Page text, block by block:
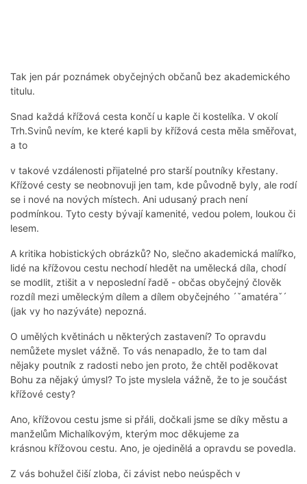
Tak jen pár poznámek obyčejných občanů bez akademického
titulu.
Snad každá křížová cesta končí u kaple či kostelíka. V okolí
Trh.Svinů nevím, ke které kapli by křížová cesta měla směřovat,
a to
v takové vzdálenosti přijatelné pro starší poutníky křestany.
Křížové cesty se neobnovuji jen tam, kde původně byly, ale rodí
se i nové na nových místech. Ani udusaný prach není
podmínkou. Tyto cesty bývají kamenité, vedou polem, loukou či
lesem.
A kritika hobistických obrázků? No, slečno akademická malířko,
lidé na křížovou cestu nechodí hledět na umělecká díla, chodí
se modlit, ztišit a v neposlední řadě - občas obyčejný člověk
rozdíl mezi uměleckým dílem a dílem obyčejného ´ˇamatéraˇ´
(jak vy ho nazýváte) nepozná.
O umělých květinách u některých zastavení? To opravdu
nemůžete myslet vážně. To vás nenapadlo, že to tam dal
nějaky poutník z radosti nebo jen proto, že chtěl poděkovat
Bohu za nějaký úmysl? To jste myslela vážně, že to je součást
křížové cesty?
Ano, křížovou cestu jsme si přáli, dočkali jsme se díky městu a
manželům Michalíkovým, kterým moc děkujeme za
krásnou křížovou cestu. Ano, je ojedinělá a opravdu se povedla.
Z vás bohužel čiší zloba, či závist nebo neúspěch v